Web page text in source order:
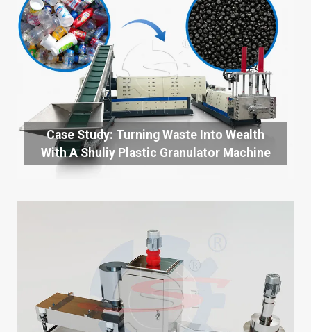
Case Study: Turning Waste Into Wealth
With A Shuliy Plastic Granulator Machine